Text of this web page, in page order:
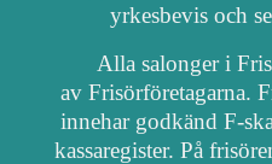
yrkesbevis och
Alla salonger i
av Frisörföretagarna.
innehar godkänd F-
kassaregister. På